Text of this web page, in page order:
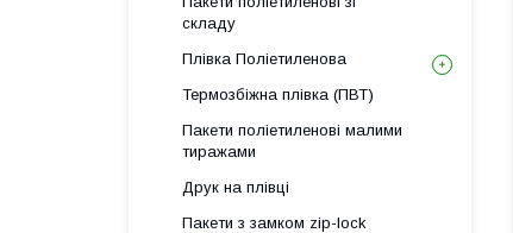
складу
Плівка Поліетиленова
Термозбіжна плівка (ПВТ)
Пакети поліетиленові малими
тиражами
Друк на плівці
Пакети з замком zip-lock